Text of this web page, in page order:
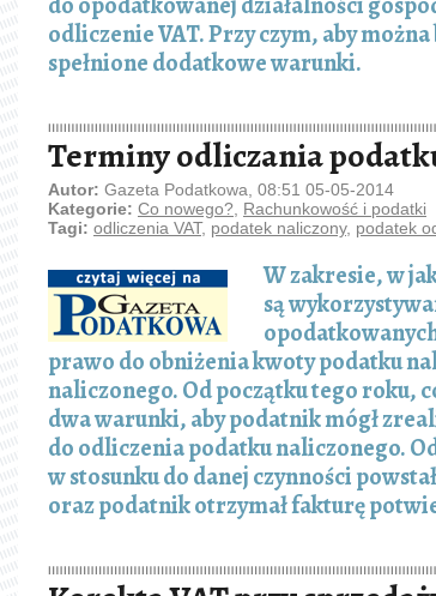
odliczenie VAT. Przy czym, aby można
spełnione dodatkowe warunki.
Terminy odliczania
Autor: Gazeta Podatkowa, 08:51 05-05-2014
Kategorie: Co nowego? Rachunkowość i podatki
Tagi: odliczenia VAT, podatek naliczony, podatek
W zakresie, w
są
prawo do obniżenia kwoty podatku
naliczonego. Od początku tego roku,
dwa warunki, aby podatnik mógł
do odliczenia podatku naliczonego.
w stosunku do danej czynności
oraz podatnik otrzymał fakturę